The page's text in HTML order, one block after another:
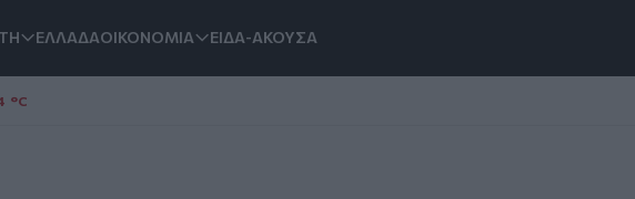
ΕΛΛΑΔΑΟΙΚΟΝΟΜΙΑ ΕΙΔΑ-ΑΚΟΥΣΑ
°C